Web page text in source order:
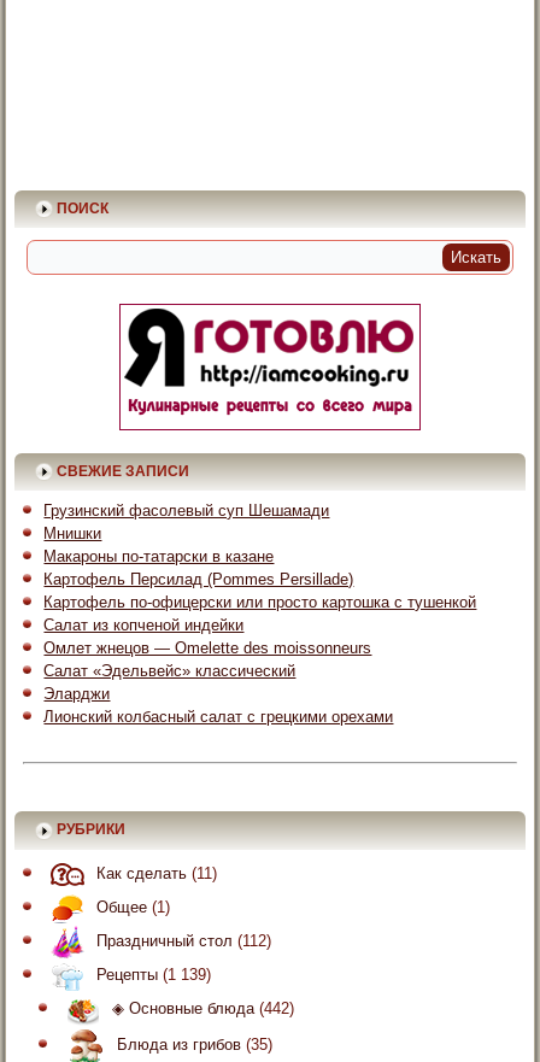
ПОИСК
СВЕЖИЕ ЗАПИСИ
Грузинский фасолевый суп Шешамади
Мнишки
Макароны по-татарски в казане
Картофель Персилад (Pommes Persillade)
Картофель по-офицерски или просто картошка с тушенкой
Салат из копченой индейки
Омлет жнецов — Omelette des moissonneurs
Салат «Эдельвейс» классический
Эларджи
Лионский колбасный салат с грецкими орехами
РУБРИКИ
Как сделать (11)
Общее (1)
Праздничный стол (112)
Рецепты (1 139)
◈ Основные блюда(442)
Блюда из грибов (35)